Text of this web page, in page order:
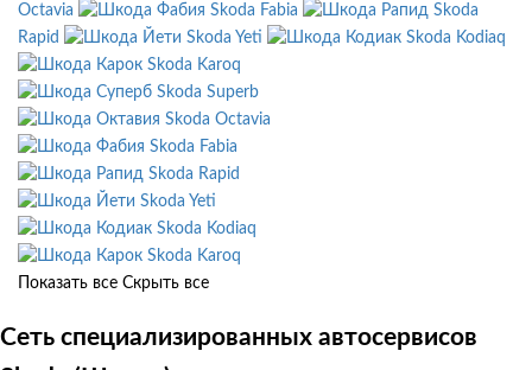
Octavia
Skoda Fabia
Skoda
Rapid
Skoda Yeti
Skoda Kodiaq
Skoda Karoq
Skoda Superb
Skoda Octavia
Skoda Fabia
Skoda Rapid
Skoda Yeti
Skoda Kodiaq
Skoda Karoq
Показать все Скрыть все
Сеть специализированных автосервисов